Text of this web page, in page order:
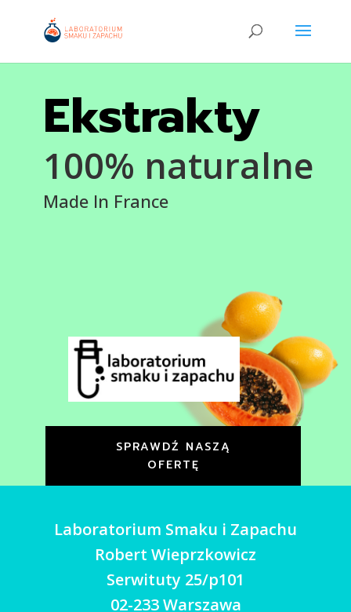
Ekstrakty
100% naturalne
Made In France
SPRAWDŹ NASZĄ
OFERTĘ
Laboratorium Smaku i Zapachu
Robert Wieprzkowicz
Serwituty 25/p101
02-233 Warszawa